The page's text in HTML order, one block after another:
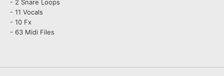
- 2 Snare Loops
- 11 Vocals
- 10 Fx
- 63 Midi Files